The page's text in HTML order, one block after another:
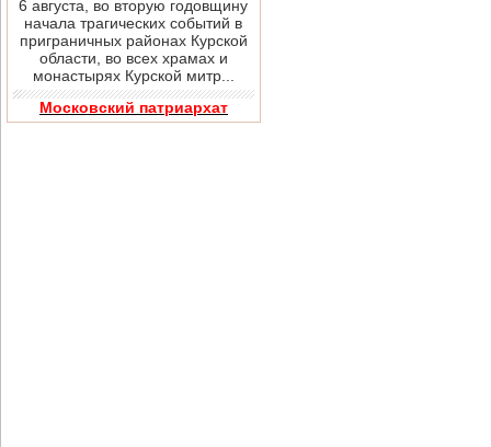
6 августа, во вторую годовщину
начала трагических событий в
приграничных районах Курской
области, во всех храмах и
монастырях Курской митр...
Московский патриархат